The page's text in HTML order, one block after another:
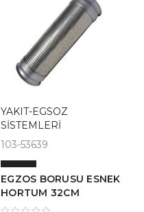
YAKIT-EGSOZ
SİSTEMLERİ
103-53639
EGZOS BORUSU ESNEK
HORTUM 32CM